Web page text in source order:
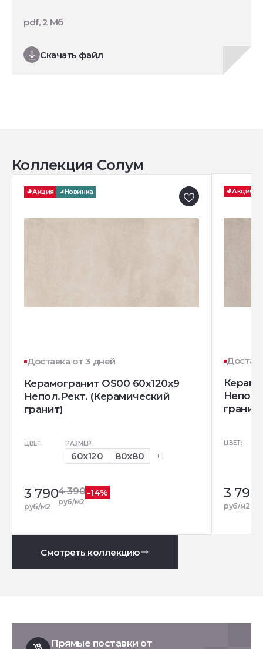
Скачать файл
pdf, 2 Мб
Коллекция Солум
Акция Новинка
Доставка от 3 дней
Керамогранит OS00 60x120x9
Непол.Рект. (Керамический
гранит)
ЦВЕТ: РАЗМЕР:
60x120 80x80 +1
3 790
руб/м2
4 390
руб/м2
-14%
Акция
гранит)
ЦВЕТ:
3 790
руб/м2
Смотреть коллекцию
Прямые поставки от